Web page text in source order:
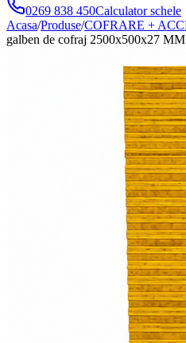
0269 838 450Calculator schele
Acasa/Produse/COFRARE +
galben de cofraj 2500x500x27 MM